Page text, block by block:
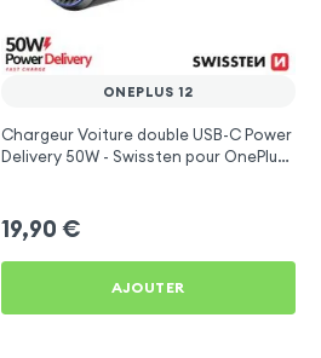
ONEPLUS 12
Chargeur Voiture double USB-C Power
Delivery 50W - Swissten pour OnePlus
19,90 €
AJOUTER